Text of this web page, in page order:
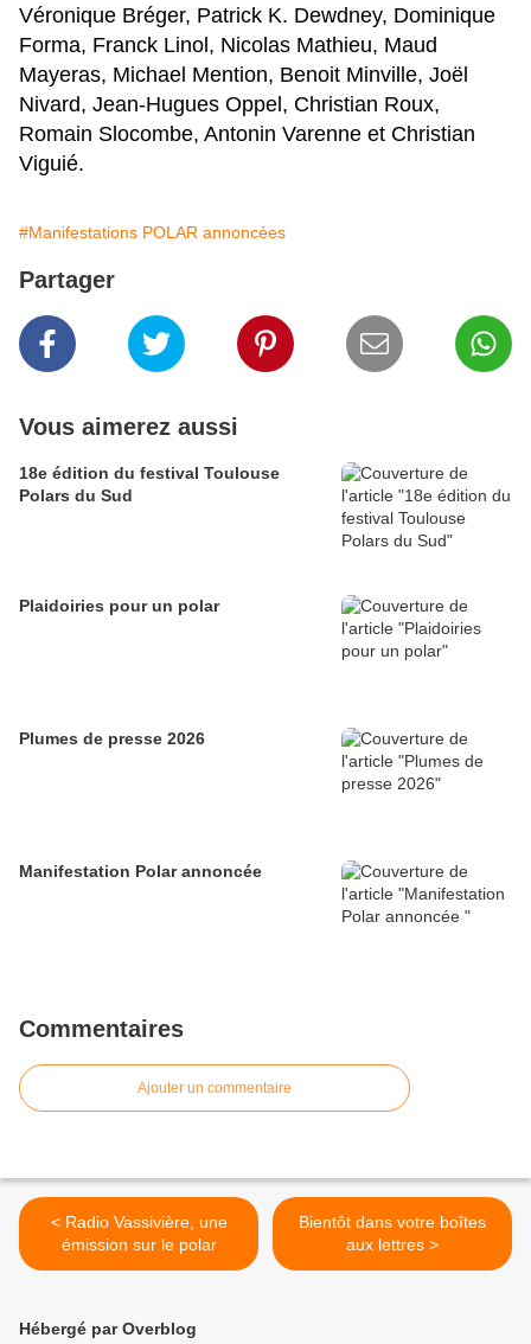
Véronique Bréger, Patrick K. Dewdney, Dominique
Forma, Franck Linol, Nicolas Mathieu, Maud
Mayeras, Michael Mention, Benoit Minville, Joël
Nivard, Jean-Hugues Oppel, Christian Roux,
Romain Slocombe, Antonin Varenne et Christian
Viguié.
#Manifestations POLAR annoncées
Partager
Vous aimerez aussi
18e édition du festival Toulouse
Polars du Sud
Plaidoiries pour un polar
Plumes de presse 2026
Manifestation Polar annoncée
Commentaires
Ajouter un commentaire
< Radio Vassivière, une
émission sur le polar
Bientôt dans votre boîtes
aux lettres >
Hébergé par Overblog